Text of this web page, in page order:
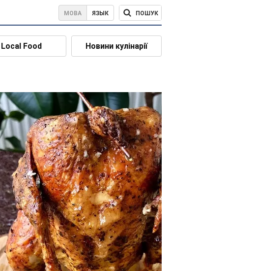
МОВА ЯЗЫК ПОШУК
Local Food Новини кулінарії